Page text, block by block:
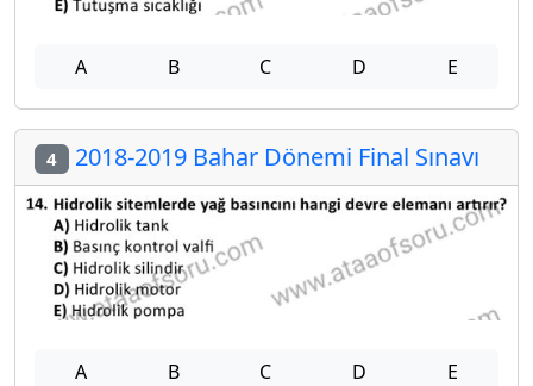
A B C D E
4 2018-2019 Bahar Dönemi Final Sınavı
A B C D E